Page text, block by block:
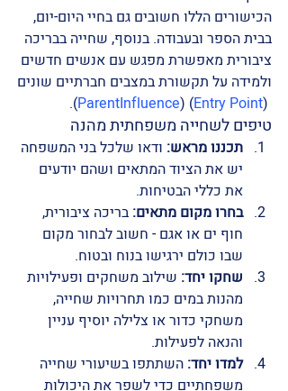
הכישורים הללו חשובים גם בחיי היום-יום,
בבית הספר ובעבודה. בנוסף, שחייה בבריכה
ציבורית מאפשרת מפגש עם אנשים חדשים
ולמידה על תקשורת במצבים חברתיים שונים​
(
Entry Point
)​​ (
ParentInfluence
)​.
טיפים לשחייה משפחתית מהנה
תכננו מראש: ודאו שלכל בני המשפחה
יש את הציוד המתאים ושהם יודעים
את כללי הבטיחות.
בחרו מקום מתאים: בריכה ציבורית,
חוף ים או אגם - חשוב לבחור מקום
שבו כולם ירגישו בנוח ובטוח.
שחקו יחד: שילוב משחקים ופעילויות
מהנות במים כמו תחרויות שחייה,
משחקי כדור או צלילה יוסיף עניין
והנאה לפעילות.
למדו יחד: השתתפו בשיעורי שחייה
משפחתיים כדי לשפר את היכולות